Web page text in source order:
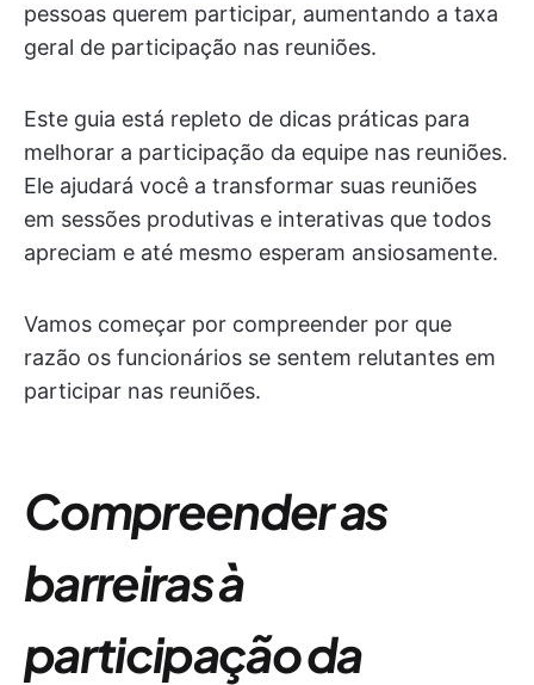
pessoas querem participar, aumentando a taxa
geral de participação nas reuniões.
Este guia está repleto de dicas práticas para
melhorar a participação da equipe nas reuniões.
Ele ajudará você a transformar suas reuniões
em sessões produtivas e interativas que todos
apreciam e até mesmo esperam ansiosamente.
Vamos começar por compreender por que
razão os funcionários se sentem relutantes em
participar nas reuniões.
Compreender as
barreiras à
participação da